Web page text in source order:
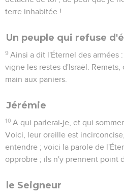
terre inhabitée !
Un peuple qui refuse
9 Ainsi a dit l'Éternel des armées
vigne les restes d'Israël.
main aux paniers.
Jérémie
10 A qui parlerai-je, et qui
Voici, leur oreille est
entendre ; voici la parole de
opprobre ; ils n'y prennent point
le Seigneur